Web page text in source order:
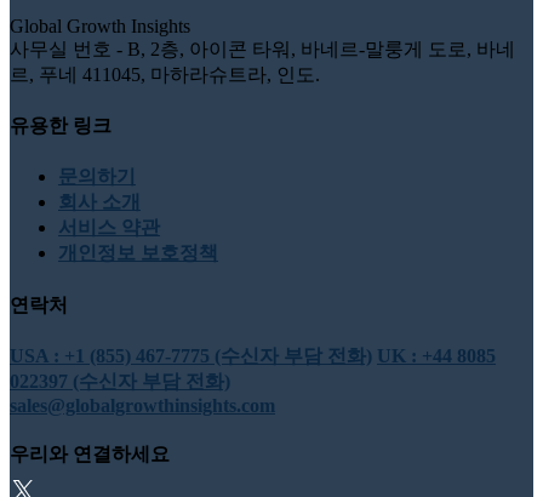
Global Growth Insights
사무실 번호 - B, 2층, 아이콘 타워, 바네르-말룽게 도로, 바네
르, 푸네 411045, 마하라슈트라, 인도.
유용한 링크
문의하기
회사 소개
서비스 약관
개인정보 보호정책
연락처
USA : +1 (855) 467-7775 (수신자 부담 전화) UK : +44 8085
022397 (수신자 부담 전화)
sales@globalgrowthinsights.com
우리와 연결하세요